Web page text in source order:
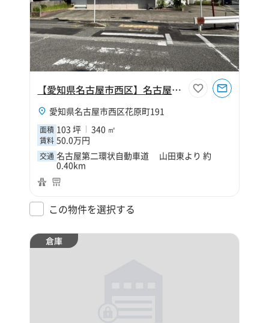
【愛知県名古屋市西区】名古屋市西区花原町103坪倉庫
愛知県名古屋市西区花原町191
面積 103 坪 340 ㎡
賃料 50.0万円
交通 名古屋第二環状自動車道 山田東より 約
0.40km
この物件を選択する
倉庫